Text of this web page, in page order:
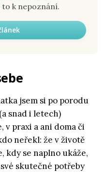
k nepoznání.
jsem si po porodu
snad i letech)
v praxi a ani doma či
neřekl: že v životě
kdy se naplno ukáže,
skutečné potřeby